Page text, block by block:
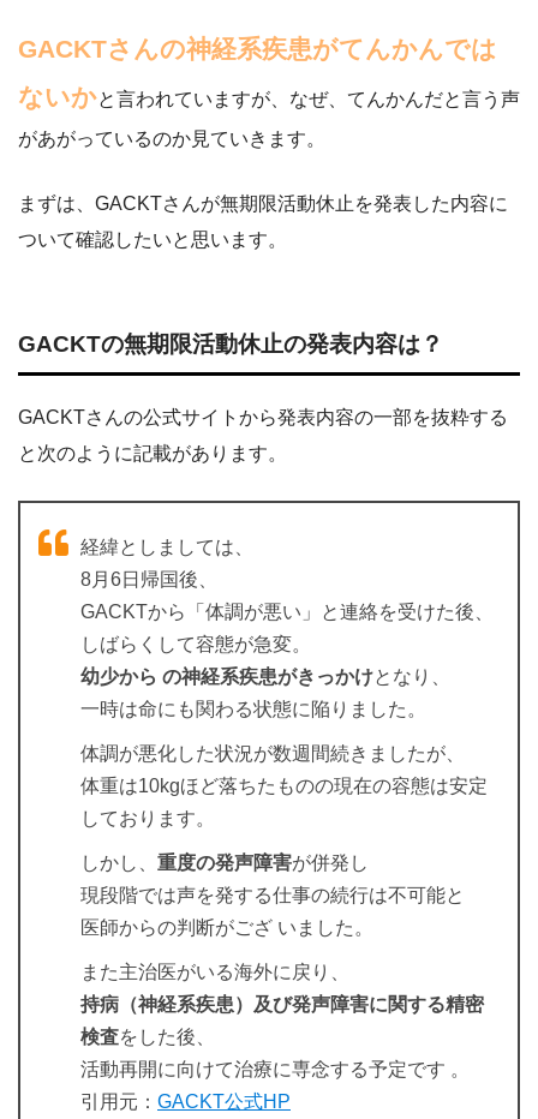
GACKTさんの神経系疾患がてんかんでは
ないかと言われていますが、なぜ、てんかんだと言う声
があがっているのか見ていきます。
まずは、GACKTさんが無期限活動休止を発表した内容に
ついて確認したいと思います。
GACKTの無期限活動休止の発表内容は？
GACKTさんの公式サイトから発表内容の一部を抜粋する
と次のように記載があります。
経緯としましては、
8⽉6⽇帰国後、
GACKTから「体調が悪い」と連絡を受けた後、
しばらくして容態が急変。
幼少から の神経系疾患がきっかけとなり、
⼀時は命にも関わる状態に陥りました。
体調が悪化した状況が数週間続きましたが、
体重は10kgほど落ちたものの現在の容態は安定
しております。
しかし、 重度の発声障害が併発し
現段階では声を発する仕事の続⾏は不可能と
医師からの判断がござ いました。
また主治医がいる海外に戻り、
持病（神経系疾患）及び発声障害に関する精密
検査をした後、
活動再開に向けて治療に専念する予定です 。
引用元： GACKT公式HP